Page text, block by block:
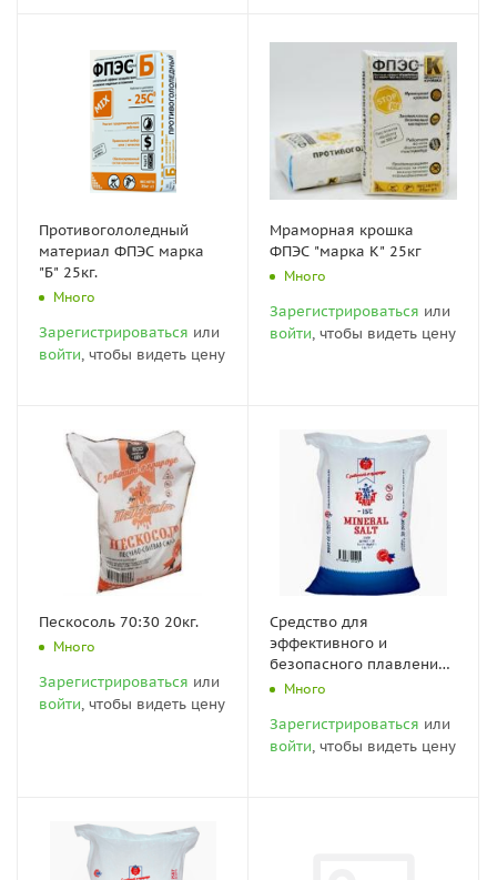
Противогололедный
материал ФПЭС марка
"Б" 25кг.
Много
Зарегистрироваться или
войти, чтобы видеть цену
Мраморная крошка
ФПЭС "марка К" 25кг
Много
Зарегистрироваться или
войти, чтобы видеть цену
Пескосоль 70:30 20кг.
Много
Зарегистрироваться или
войти, чтобы видеть цену
Средство для
эффективного и
безопасного плавления
снега и льда "Mineral
Много
Зарегистрироваться или
войти, чтобы видеть цену